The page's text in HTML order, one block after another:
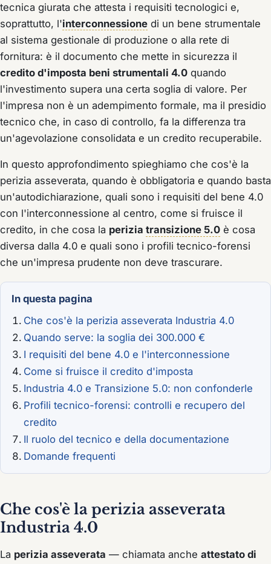
tecnica giurata che attesta i requisiti tecnologici e,
soprattutto, l'interconnessione di un bene strumentale
al sistema gestionale di produzione o alla rete di
fornitura: è il documento che mette in sicurezza il
credito d'imposta beni strumentali 4.0 quando
l'investimento supera una certa soglia di valore. Per
l'impresa non è un adempimento formale, ma il presidio
tecnico che, in caso di controllo, fa la differenza tra
un'agevolazione consolidata e un credito recuperabile.
In questo approfondimento spieghiamo che cos'è la
perizia asseverata, quando è obbligatoria e quando basta
un'autodichiarazione, quali sono i requisiti del bene 4.0
con l'interconnessione al centro, come si fruisce il
credito, in che cosa la perizia transizione 5.0 è cosa
diversa dalla 4.0 e quali sono i profili tecnico-forensi
che un'impresa prudente non deve trascurare.
In questa pagina
Che cos'è la perizia asseverata Industria 4.0
Quando serve: la soglia dei 300.000 €
I requisiti del bene 4.0 e l'interconnessione
Come si fruisce il credito d'imposta
Industria 4.0 e Transizione 5.0: non confonderle
Profili tecnico-forensi: controlli e recupero del
credito
Il ruolo del tecnico e della documentazione
Domande frequenti
Che cos'è la perizia asseverata
Industria 4.0
La perizia asseverata — chiamata anche attestato di